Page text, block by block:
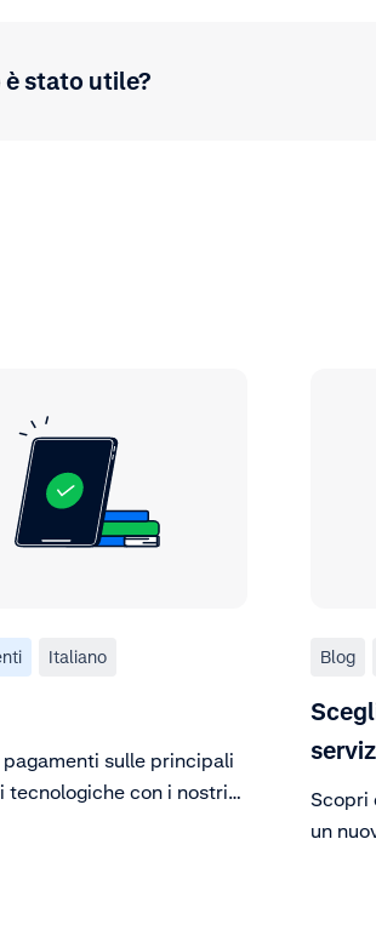
stato utile?
Italiano
sulle principali
tecnologiche con i nostri
Blog
Scopri
un